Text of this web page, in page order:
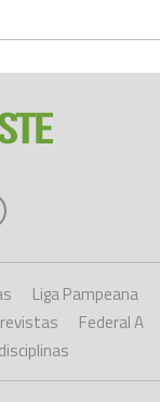
Liga Pampeana
Federal A